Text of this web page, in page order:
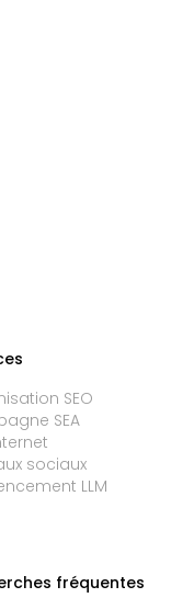
SEO
SEA
sociaux
LLM
fréquentes